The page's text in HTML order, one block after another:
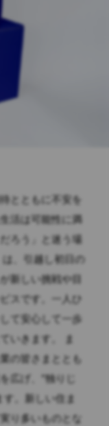
とともに不安を
活は可能性に満
ろう」と迷う場
、引越し初日の
新しい挑戦や目
スです。一人ひ
て安心して一歩
いきます。 ま
の皆さまととも
広げ、"独りじ
。新しい住ま
り多いものとな